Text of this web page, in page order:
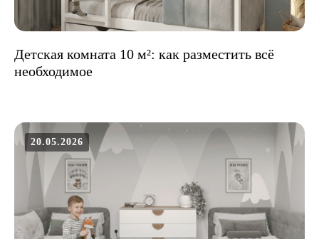
Детская комната 10 м²: как разместить всё
необходимое
20.05.2026